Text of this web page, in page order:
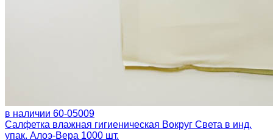
в наличии 60-05009
Салфетка влажная гигиеническая Вокруг Света в инд.
упак. Алоэ-Вера 1000 шт.